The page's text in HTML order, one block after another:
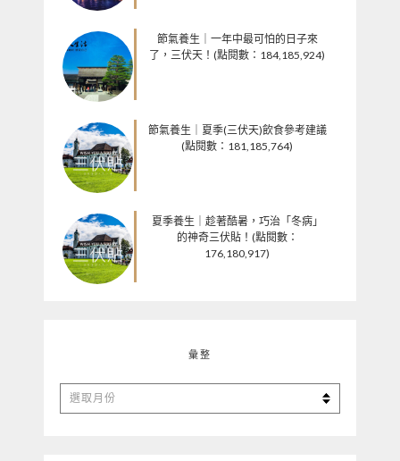
節氣養生｜一年中最可怕的日子來
了，三伏天！(點閱數：184,185,924)
節氣養生｜夏季(三伏天)飲食參考建議
(點閱數：181,185,764)
夏季養生｜趁著酷暑，巧治「冬病」
的神奇三伏貼！(點閱數：
176,180,917)
彙整
彙
整